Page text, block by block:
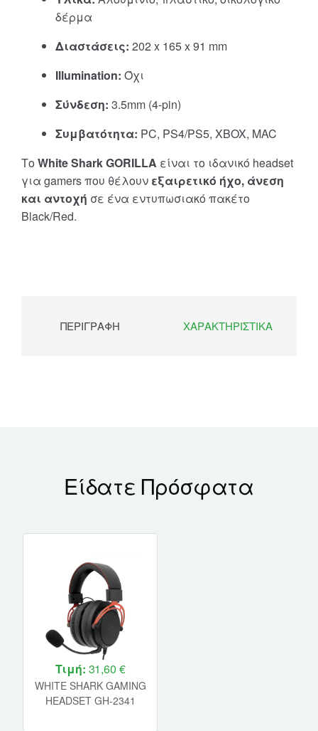
δέρμα
Διαστάσεις: 202 x 165 x 91 mm
Illumination: Όχι
Σύνδεση: 3.5mm (4-pin)
Συμβατότητα: PC, PS4/PS5, XBOX, MAC
Το White Shark GORILLA είναι το ιδανικό headset
για gamers που θέλουν εξαιρετικό ήχο, άνεση
και αντοχή σε ένα εντυπωσιακό πακέτο
Black/Red.
ΠΕΡΙΓΡΑΦΉ ΧΑΡΑΚΤΗΡΙΣΤΙΚΆ
Είδατε Πρόσφατα
Τιμή: 31,60 €
WHITE SHARK GAMING
HEADSET GH-2341